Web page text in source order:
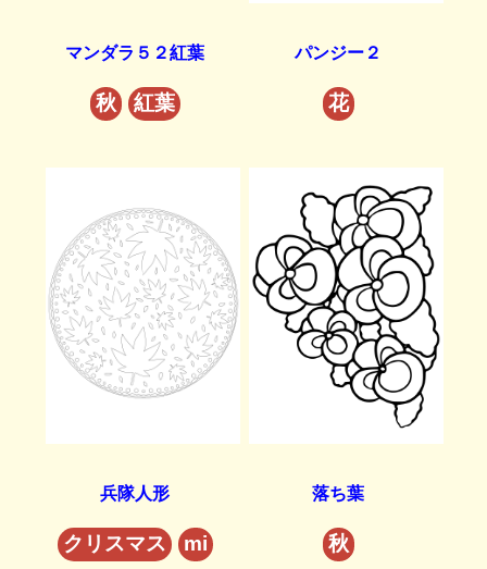
マンダラ５２紅葉
秋 紅葉
パンジー２
花
兵隊人形
クリスマス mi
落ち葉
秋